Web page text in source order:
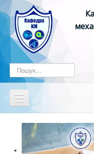
Пошук...
Головна
Кафедра